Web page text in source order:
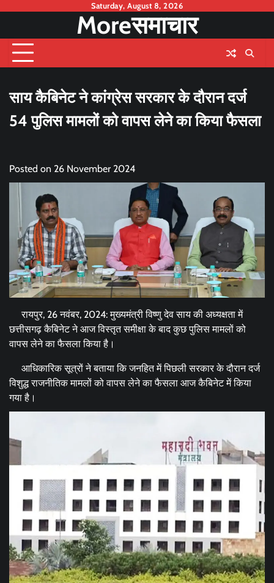
content
Saturday, August 8, 2026
Moreसमाचार
साय कैबिनेट ने कांग्रेस सरकार के दौरान दर्ज
54 पुलिस मामलों को वापस लेने का किया फैसला
Posted on 26 November 2024
रायपुर, 26 नवंबर, 2024: मुख्यमंत्री विष्णु देव साय की अध्यक्षता में
छत्तीसगढ़ कैबिनेट ने आज विस्तृत समीक्षा के बाद कुछ पुलिस मामलों को
वापस लेने का फैसला किया है।
आधिकारिक सूत्रों ने बताया कि जनहित में पिछली सरकार के दौरान दर्ज
विशुद्ध राजनीतिक मामलों को वापस लेने का फैसला आज कैबिनेट में किया
गया है।